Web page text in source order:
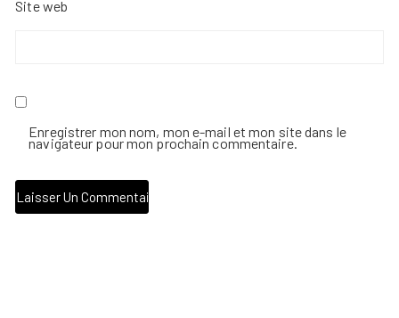
Site web
Enregistrer mon nom, mon e-mail et mon site dans le
navigateur pour mon prochain commentaire.